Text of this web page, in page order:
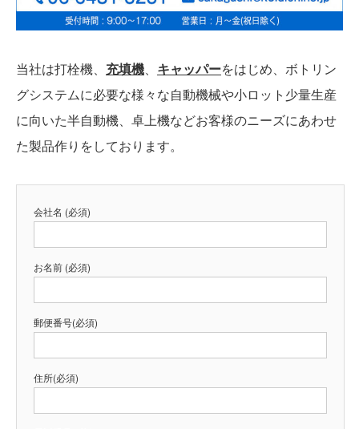
当社は打栓機、 充填機 キャッパーをはじめ、ボトリン
グシステムに必要な様々な自動機械や小ロット少量生産
に向いた半自動機、卓上機などお客様のニーズにあわせ
た製品作りをしております。
会社名 (必須)
お名前 (必須)
郵便番号(必須)
住所(必須)